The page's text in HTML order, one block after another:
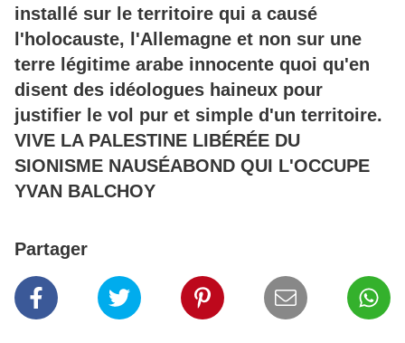
installé sur le territoire qui a causé
l'holocauste, l'Allemagne et non sur une
terre légitime arabe innocente quoi qu'en
disent des idéologues haineux pour
justifier le vol pur et simple d'un territoire.
VIVE LA PALESTINE LIBÉRÉE DU
SIONISME NAUSÉABOND QUI L'OCCUPE
YVAN BALCHOY
Partager